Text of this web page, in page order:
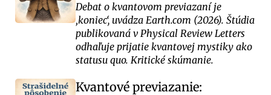
Debat o kvantovom previazaní je
‚koniec‘, uvádza Earth.com (2026). Štúdia
publikovaná v Physical Review Letters
odhaľuje prijatie kvantovej mystiky ako
statusu quo. Kritické skúmanie.
Kvantové previazanie: